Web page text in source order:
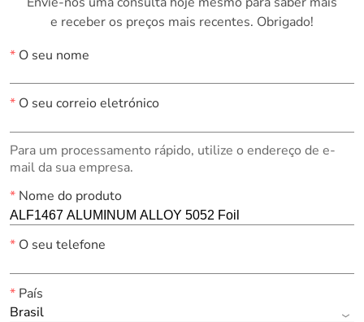
e receber os preços mais recentes. Obrigado!
*O seu nome
*O seu correio eletrónico
Para um processamento rápido, utilize o endereço de e-
mail da sua empresa.
*Nome do produto
*O seu telefone
*País
Brasil